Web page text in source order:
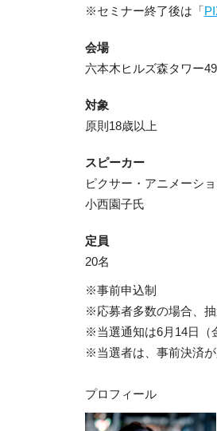
※セミナー終了後は「
会場
六本木ヒルズ森タワー
対象
原則18歳以上
スピーカー
ピクサー・アニメーシ
小西園子氏
定員
20名
※事前申込制
※応募者多数の場合、抽
※当選通知は6月14日（
※当選者は、事前決済が
プロフィール